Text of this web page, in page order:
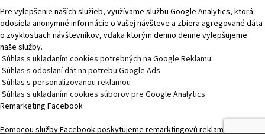
Pre vylepšenie naších služieb, využívame službu Google Analytics, ktorá
odosiela anonymné informácie o Vašej návšteve a zbiera agregované dáta
o zvyklostiach návštevníkov, vďaka ktorým denno denne vylepšujeme
naše služby.
Súhlas s ukladaním cookies potrebných na Google Reklamu
Súhlas s odoslaní dát na potrebu Google Ads
Súhlas s personalizovanou reklamou
Súhlas s ukladaním cookies súborov pre Google Analytics
Remarketing Facebook
Pomocou služby Facebook poskytujeme remarktingovú reklamu, čím